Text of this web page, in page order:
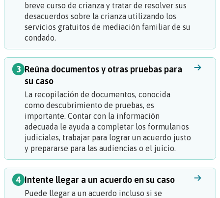
breve curso de crianza y tratar de resolver sus
desacuerdos sobre la crianza utilizando los
servicios gratuitos de mediación familiar de su
condado.
3 Reúna documentos y otras pruebas para
su caso
La recopilación de documentos, conocida
como descubrimiento de pruebas, es
importante. Contar con la información
adecuada le ayuda a completar los formularios
judiciales, trabajar para lograr un acuerdo justo
y prepararse para las audiencias o el juicio.
4 Intente llegar a un acuerdo en su caso
Puede llegar a un acuerdo incluso si se